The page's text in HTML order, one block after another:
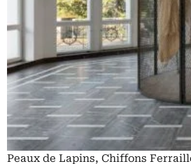
Peaux de Lapins, Chiffons